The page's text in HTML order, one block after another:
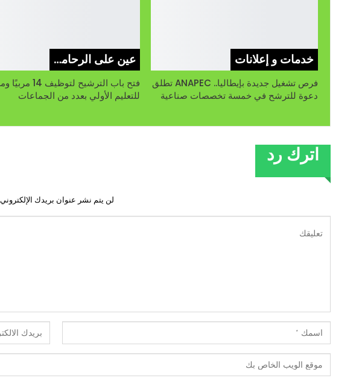
خدمات و إعلانات
فرص تشغيل جديدة بإيطاليا.. ANAPEC تطلق
دعوة للترشح في خمسة تخصصات صناعية
عين على الرحامنة
فتح باب الترشيح لتوظيف
للتعليم الأولي بعدد من الجماعات
اترك رد
لن يتم نشر عنوان بريدك الإلكتروني.